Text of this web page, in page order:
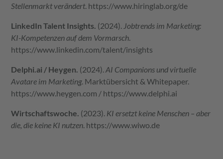
Stellenmarkt verändert. https://www.hiringlab.org/de
LinkedIn Talent Insights. (2024). Jobtrends im Marketing:
KI-Kompetenzen auf dem Vormarsch.
https://www.linkedin.com/talent/insights
Delphi.ai / Heygen. (2024).AI Companions und virtuelle
Avatare im Marketing. Marktübersicht & Whitepaper.
https://www.heygen.com / https://www.delphi.ai
Wirtschaftswoche. (2023). KI ersetzt keine Menschen – aber
die, die keine KI nutzen. https://www.wiwo.de